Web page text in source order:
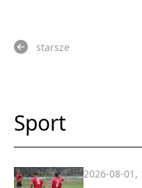
starsze
Sport
2026-08-01,